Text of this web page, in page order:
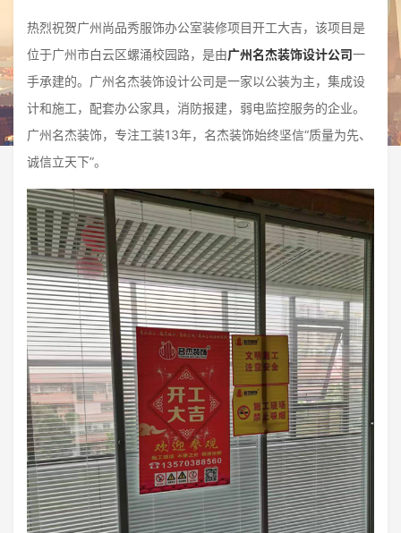
热烈祝贺广州尚品秀服饰办公室装修项目开工大吉，该项目是
位于广州市白云区螺涌校园路，是由广州名杰装饰设计公司一
手承建的。广州名杰装饰设计公司是一家以公装为主，集成设
计和施工，配套办公家具，消防报建，弱电监控服务的企业。
广州名杰装饰，专注工装13年，名杰装饰始终坚信“质量为先、
诚信立天下”。